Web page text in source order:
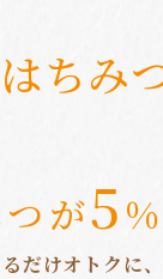
ちみ
が5
だけオトクに、